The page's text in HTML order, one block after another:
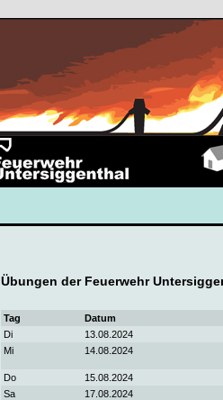
Übungen der Feuerwehr
Tag Datum
Di
13.08.2024
Mi
14.08.2024
Do 15.08.2024
Sa
17.08.2024